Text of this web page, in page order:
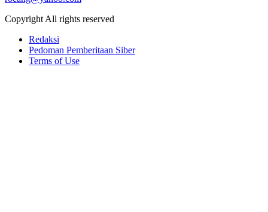
Copyright All rights reserved
Redaksi
Pedoman Pemberitaan Siber
Terms of Use